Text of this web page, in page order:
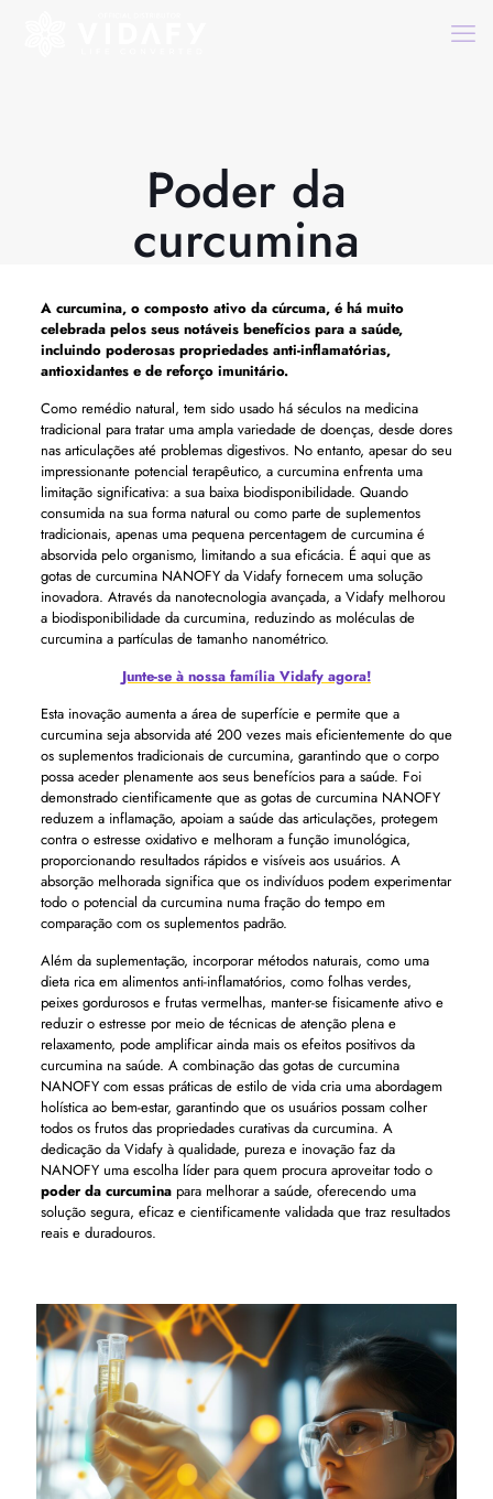
Poder da
curcumina
A curcumina, o composto ativo da cúrcuma, é há muito
celebrada pelos seus notáveis ​​benefícios para a saúde,
incluindo poderosas propriedades anti-inflamatórias,
antioxidantes e de reforço imunitário.
Como remédio natural, tem sido usado há séculos na medicina
tradicional para tratar uma ampla variedade de doenças, desde dores
nas articulações até problemas digestivos. No entanto, apesar do seu
impressionante potencial terapêutico, a curcumina enfrenta uma
limitação significativa: a sua baixa biodisponibilidade. Quando
consumida na sua forma natural ou como parte de suplementos
tradicionais, apenas uma pequena percentagem de curcumina é
absorvida pelo organismo, limitando a sua eficácia. É aqui que as
gotas de curcumina NANOFY da Vidafy fornecem uma solução
inovadora. Através da nanotecnologia avançada, a Vidafy melhorou
a biodisponibilidade da curcumina, reduzindo as moléculas de
curcumina a partículas de tamanho nanométrico.
Junte-se à nossa família Vidafy agora!
Esta inovação aumenta a área de superfície e permite que a
curcumina seja absorvida até 200 vezes mais eficientemente do que
os suplementos tradicionais de curcumina, garantindo que o corpo
possa aceder plenamente aos seus benefícios para a saúde. Foi
demonstrado cientificamente que as gotas de curcumina NANOFY
reduzem a inflamação, apoiam a saúde das articulações, protegem
contra o estresse oxidativo e melhoram a função imunológica,
proporcionando resultados rápidos e visíveis aos usuários. A
absorção melhorada significa que os indivíduos podem experimentar
todo o potencial da curcumina numa fração do tempo em
comparação com os suplementos padrão.
Além da suplementação, incorporar métodos naturais, como uma
dieta rica em alimentos anti-inflamatórios, como folhas verdes,
peixes gordurosos e frutas vermelhas, manter-se fisicamente ativo e
reduzir o estresse por meio de técnicas de atenção plena e
relaxamento, pode amplificar ainda mais os efeitos positivos da
curcumina na saúde. A combinação das gotas de curcumina
NANOFY com essas práticas de estilo de vida cria uma abordagem
holística ao bem-estar, garantindo que os usuários possam colher
todos os frutos das propriedades curativas da curcumina. A
dedicação da Vidafy à qualidade, pureza e inovação faz da
NANOFY uma escolha líder para quem procura aproveitar todo o
poder da curcuminapara melhorar a saúde, oferecendo uma
solução segura, eficaz e cientificamente validada que traz resultados
reais e duradouros.